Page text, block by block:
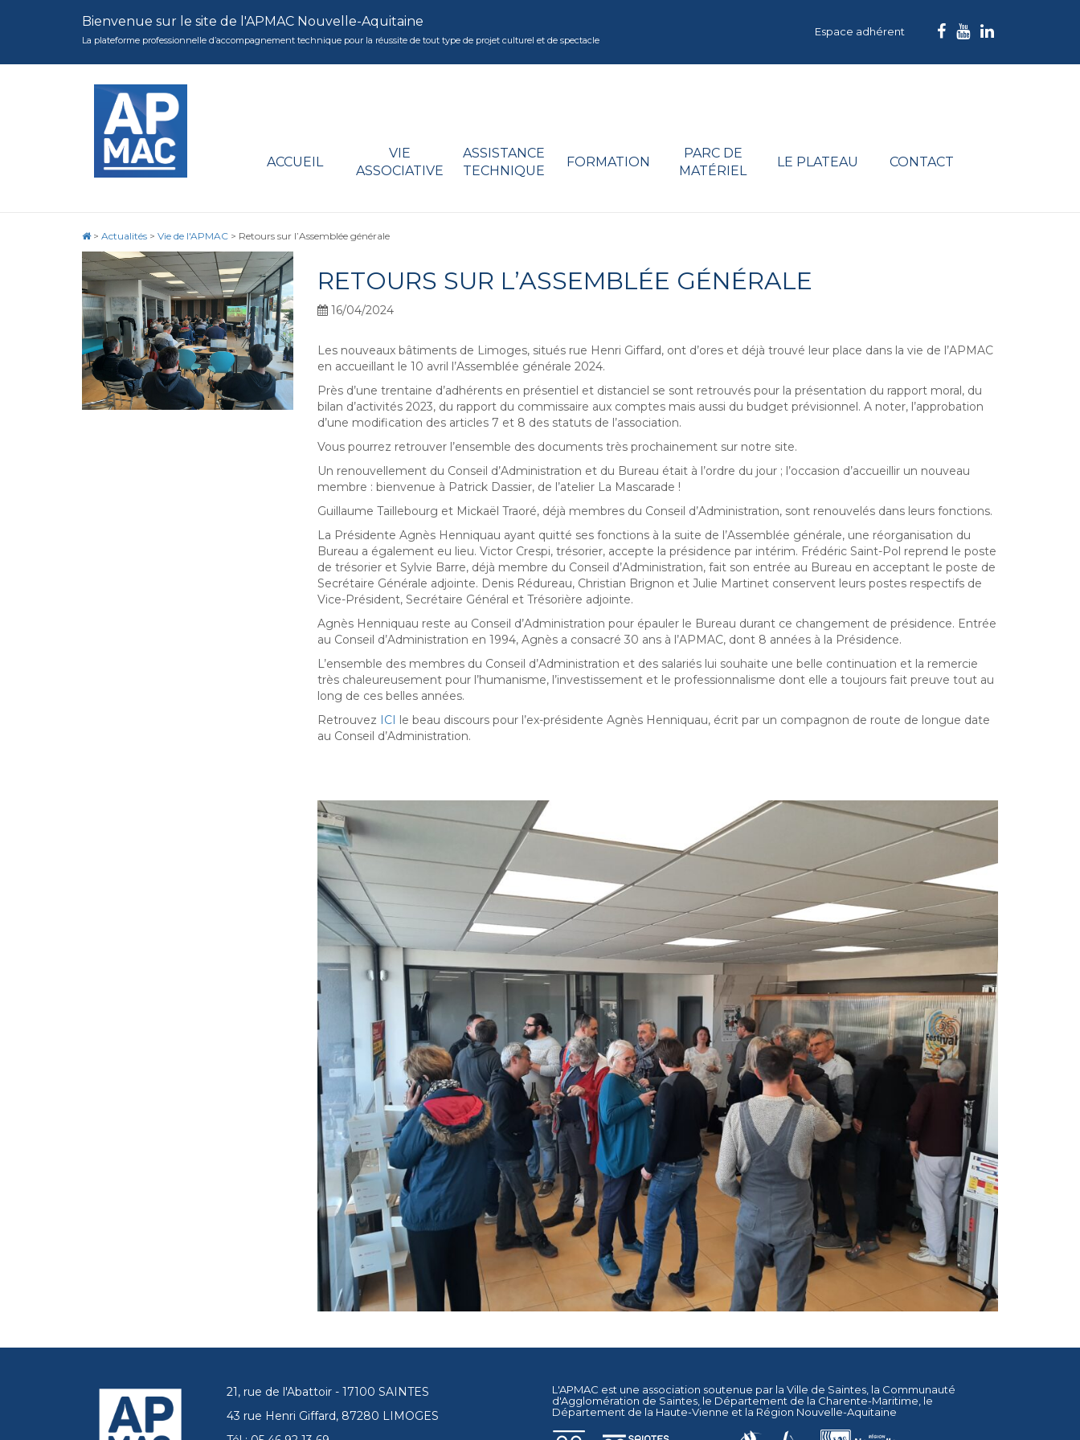
Bienvenue sur le site de l'APMAC Nouvelle-Aquitaine
La plateforme professionnelle d’accompagnement technique pour la réussite de tout type de projet culturel et de spectacle
Espace adhérent
ACCUEIL
VIE
ASSOCIATIVE
ASSISTANCE
TECHNIQUE
FORMATION
PARC DE
MATÉRIEL
LE PLATEAU CONTACT
> Actualités > Vie de l'APMAC > Retours sur l’Assemblée générale
RETOURS SUR L’ASSEMBLÉE GÉNÉRALE
16/04/2024
Les nouveaux bâtiments de Limoges, situés rue Henri Giffard, ont d’ores et déjà trouvé leur place dans la vie de l’APMAC
en accueillant le 10 avril l’Assemblée générale 2024.
Près d’une trentaine d’adhérents en présentiel et distanciel se sont retrouvés pour la présentation du rapport moral, du
bilan d’activités 2023, du rapport du commissaire aux comptes mais aussi du budget prévisionnel. A noter, l’approbation
d’une modification des articles 7 et 8 des statuts de l’association.
Vous pourrez retrouver l’ensemble des documents très prochainement sur notre site.
Un renouvellement du Conseil d’Administration et du Bureau était à l’ordre du jour ; l’occasion d’accueillir un nouveau
membre : bienvenue à Patrick Dassier, de l’atelier La Mascarade !
Guillaume Taillebourg et Mickaël Traoré, déjà membres du Conseil d’Administration, sont renouvelés dans leurs fonctions.
La Présidente Agnès Henniquau ayant quitté ses fonctions à la suite de l’Assemblée générale, une réorganisation du
Bureau a également eu lieu. Victor Crespi, trésorier, accepte la présidence par intérim. Frédéric Saint-Pol reprend le poste
de trésorier et Sylvie Barre, déjà membre du Conseil d’Administration, fait son entrée au Bureau en acceptant le poste de
Secrétaire Générale adjointe. Denis Rédureau, Christian Brignon et Julie Martinet conservent leurs postes respectifs de
Vice-Président, Secrétaire Général et Trésorière adjointe.
Agnès Henniquau reste au Conseil d’Administration pour épauler le Bureau durant ce changement de présidence. Entrée
au Conseil d’Administration en 1994, Agnès a consacré 30 ans à l’APMAC, dont 8 années à la Présidence.
L’ensemble des membres du Conseil d’Administration et des salariés lui souhaite une belle continuation et la remercie
très chaleureusement pour l’humanisme, l’investissement et le professionnalisme dont elle a toujours fait preuve tout au
long de ces belles années.
Retrouvez ICI le beau discours pour l’ex-présidente Agnès Henniquau, écrit par un compagnon de route de longue date
au Conseil d’Administration.
21, rue de l'Abattoir - 17100 SAINTES
43 rue Henri Giffard, 87280 LIMOGES
L'APMAC est une association soutenue par la Ville de Saintes , la Communauté
d'Agglomération de Saintes , le Département de la Charente-Maritime , le
Département de la Haute-Vienne et la Région Nouvelle-Aquitaine